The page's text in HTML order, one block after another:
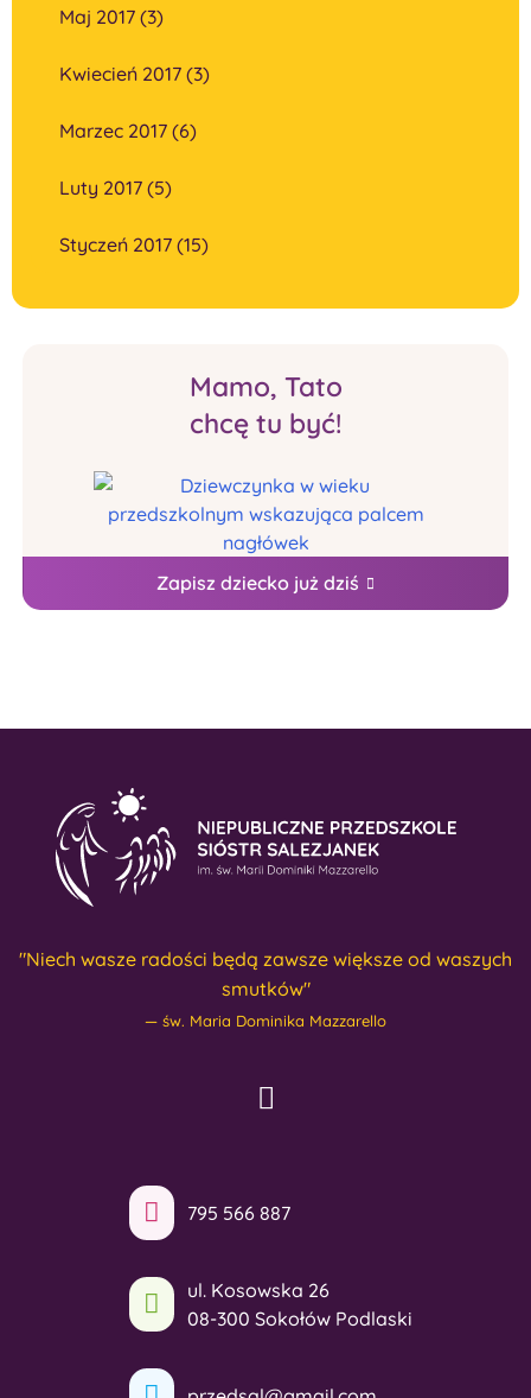
Maj 2017 (3)
Kwiecień 2017 (3)
Marzec 2017 (6)
Luty 2017 (5)
Styczeń 2017 (15)
Mamo, Tato
chcę tu być!
Zapisz dziecko już dziś
"Niech wasze radości będą zawsze większe od waszych
smutków"
św. Maria Dominika Mazzarello
795 566 887
ul. Kosowska 26
08-300 Sokołów Podlaski